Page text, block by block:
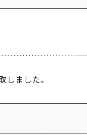
しました。